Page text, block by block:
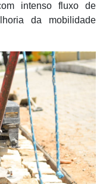
intenso fluxo de
da mobilidade